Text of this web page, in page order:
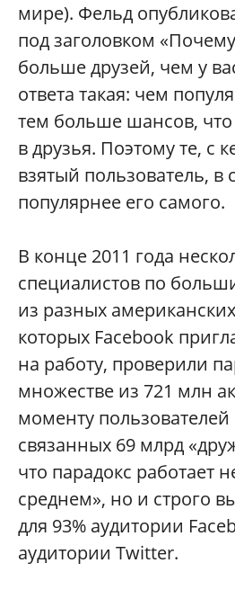
мире). Фельд
под заголовком
больше друзей, чем у
ответа такая: чем
тем больше шансов, что
в друзья. Поэтому те, с
взятый пользователь, в
популярнее его самого.
В конце 2011 года
специалистов по
из разных
которых Facebook
на работу, проверили
множестве из 721 млн
моменту пользователей
связанных 69 млрд
что парадокс работает
среднем», но и строго
для 93% аудитории
аудитории Twitter.